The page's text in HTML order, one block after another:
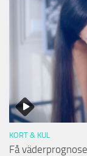
KORT & KUL
Få